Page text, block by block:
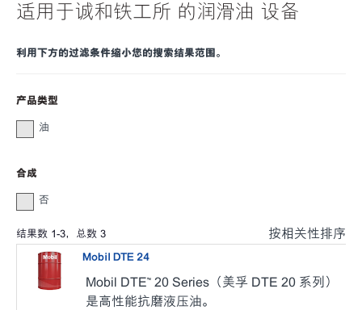
适用于诚和铁工所 的润滑油 设备
利用下方的过滤条件缩小您的搜索结果范围。
产品类型
油
合成
否
结果数 1-3，总数 3 按相关性排序
Mobil DTE 24
Mobil DTE™ 20 Series（美孚 DTE 20 系列）
是高性能抗磨液压油。